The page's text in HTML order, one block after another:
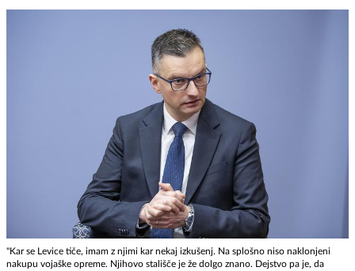
"Kar se Levice tiče, imam z njimi kar nekaj izkušenj. Na splošno niso naklonjeni
nakupu vojaške opreme. Njihovo stališče je že dolgo znano. Dejstvo pa je, da